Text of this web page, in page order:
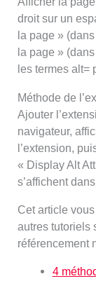
droit sur un
la page »
la page »
les termes alt=
Méthode de
Ajouter
navigateur,
l’extension,
« Display Alt
s’affichent
Cet article
autres tutoriels
référencement
4